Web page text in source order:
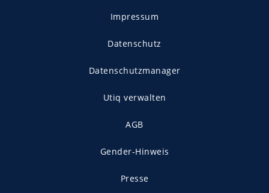
Impressum
Datenschutz
Datenschutzmanager
Utiq verwalten
AGB
Gender-Hinweis
Presse